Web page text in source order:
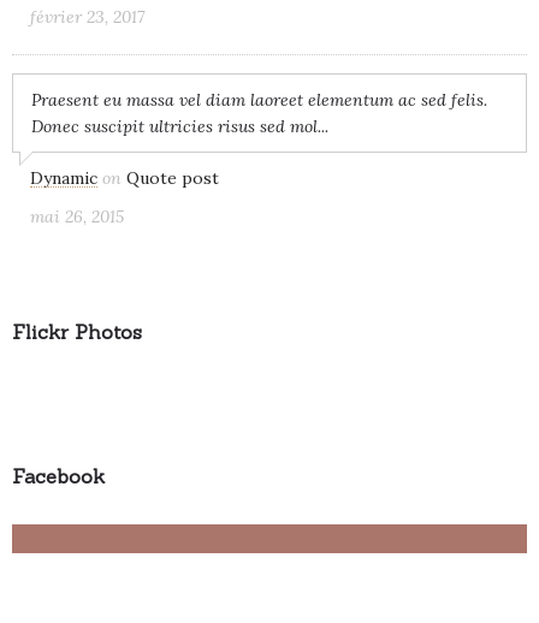
février 23, 2017
Praesent eu massa vel diam laoreet elementum ac sed felis.
Donec suscipit ultricies risus sed mol...
Dynamic on Quote post
mai 26, 2015
Flickr Photos
Facebook